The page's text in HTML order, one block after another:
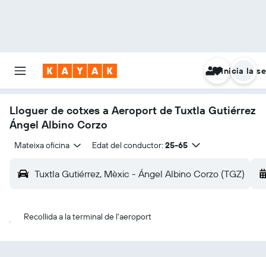
Inicia la
Lloguer de cotxes a Aeroport de Tuxtla Gutiérrez
Ángel Albino Corzo
Mateixa oficina Edat del conductor: 25-65
Tuxtla Gutiérrez, Mèxic - Ángel Albino Corzo (TGZ)
Recollida a la terminal de l'aeroport